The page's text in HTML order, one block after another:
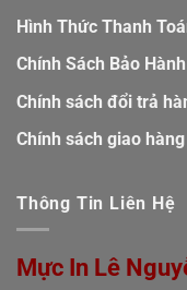
Hình Thức Thanh
Chính Sách Bảo Hành
Chính sách đổi trả
Chính sách giao hàng
Thông Tin Liên Hệ
Mực In Lê